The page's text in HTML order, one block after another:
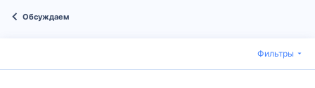
Обсуждаем
Фильтры